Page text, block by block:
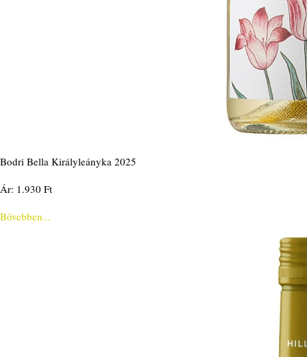
Bodri Bella Királyleányka 2025
Ár: 1.930 Ft
Bővebben...